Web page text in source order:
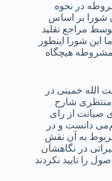
در نحوه
شورا بر اساس
مراجع تقلید
شورا اینطور
هیچگاه
الله خمینی در
منتظری شارح
صیانت از رای
دانست و در
به آن نقش
در نگاهشان
از آن اصول را تایید نکردند